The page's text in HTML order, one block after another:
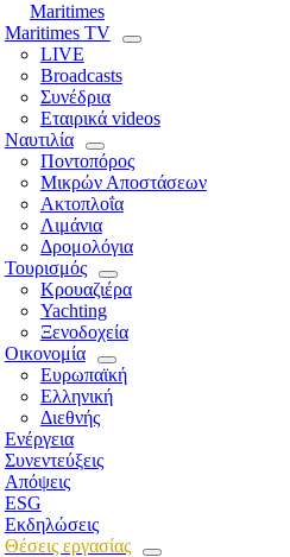
Maritimes
Maritimes TV
LIVE
Broadcasts
Συνέδρια
Εταιρικά videos
Ναυτιλία
Ποντοπόρος
Μικρών Αποστάσεων
Ακτοπλοΐα
Λιμάνια
Δρομολόγια
Τουρισμός
Κρουαζιέρα
Yachting
Ξενοδοχεία
Οικονομία
Ευρωπαϊκή
Ελληνική
Διεθνής
Ενέργεια
Συνεντεύξεις
Απόψεις
ESG
Εκδηλώσεις
Θέσεις εργασίας